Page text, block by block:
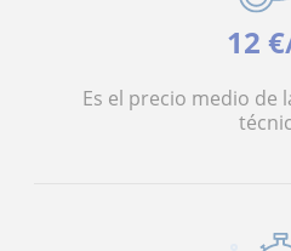
12
Es el precio medio de